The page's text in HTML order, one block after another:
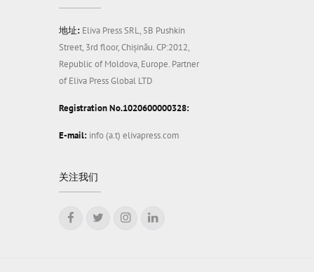
关注我们
地址: Eliva Press SRL, 5B Pushkin
Street, 3rd floor, Chișinău. CP:2012,
Republic of Moldova, Europe. Partner
of Eliva Press Global LTD
Registration No.1020600000328:
E-mail: info (a.t) elivapress.com